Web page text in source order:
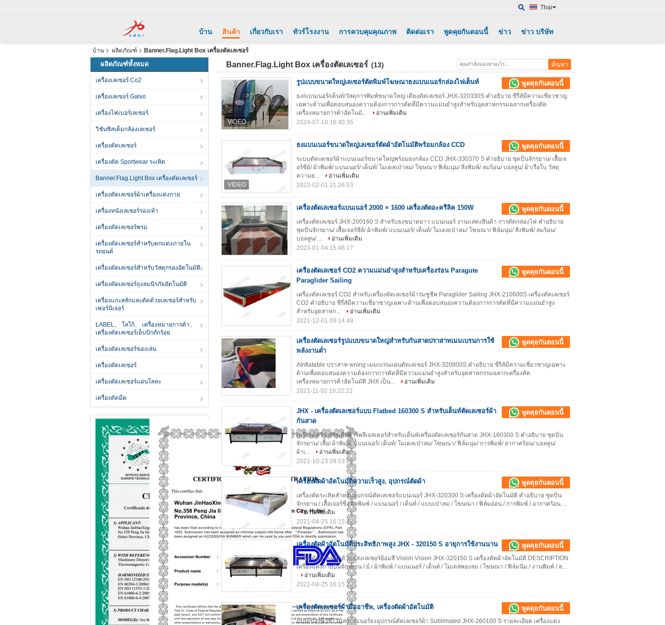
Thai
บ้าน สินค้า เกี่ยวกับเรา ทัวร์โรงงาน การควบคุมคุณภาพ ติดต่อเรา พูดคุยกันตอนนี้ ข่าว ข่าว บริษัท
บ้าน ผลิตภัณฑ์ Banner.Flag.Light Box เครื่องตัดเลเซอร์
ผลิตภัณฑ์ทั้งหมด
เครื่องเลเซอร์ Co2
เครื่องเลเซอร์ Galvo
เครื่องไฟเบอร์เลเซอร์
วิชันซิสเต็มกล้องเลเซอร์
เครื่องตัดเลเซอร์
เครื่องตัด Sportwear ระเหิด
Banner.Flag.Light Box เครื่องตัดเลเซอร์
เครื่องตัดเลเซอร์ผ้าเครื่องแต่งกาย
เครื่องหนังเลเซอร์รองเท้า
เครื่องตัดเลเซอร์พรม
เครื่องตัดเลเซอร์สำหรับตกแต่งภายใน
รถยนต์
เครื่องตัดเลเซอร์สำหรับวัสดุกรองอัตโนมัติ
เครื่องตัดเลเซอร์ถุงลมนิรภัยอัตโนมัติ
เครื่องแกะสลักและตัดด้วยเลเซอร์สำหรับ
เฟอร์นิเจอร์
LABEL、 โลโก้、 เครื่องหมายการค้า、
เครื่องตัดเลเซอร์เย็บปักถักร้อย
เครื่องตัดเลเซอร์ของเล่น
เครื่องตัดเลเซอร์
เครื่องตัดเลเซอร์แผ่นโลหะ
เครื่องตัดมีด
Banner.Flag.Light Box เครื่องตัดเลเซอร์ (13)
รูปแบบขนาดใหญ่เลเซอร์ตัดพิมพ์โฆษณาธงแบนเนอร์กล่องไฟเต็นท์ พูดคุยกันตอนนี้
ธง/แบนเนอร์/เต็นท์/วัสดุการพิมพ์ขนาดใหญ่ เตียงตัดเลเซอร์ JHX-320330S คำอธิบาย ซีรี่ส์มีความเชี่ยวชาญ
เฉพาะด้านเพื่อตอบสนองความต้องการการตัดที่มีความแม่นยำสูงสำหรับอุตสาหกรรมฉลากเครื่องตัด
เครื่องหมายการค้าอัตโนมั...
อ่านเพิ่มเติม
2024-07-18 16:40:35
ธงแบนเนอร์ขนาดใหญ่เลเซอร์ตัดผ้าอัตโนมัติพร้อมกล้อง CCD พูดคุยกันตอนนี้
ระบบตัดเลเซอร์ผ้าแบนเนอร์ขนาดใหญ่พร้อมธงกล้อง CCD JHX-330370 S คำอธิบาย ชุดปั่นจักรยาน/ เสื้อเจ
อร์ซีย์/ ผ้าพิมพ์/ แบนเนอร์/ เต็นท์/ โมเดลเป่าลม/ โฆษณา/ ฟิล์มนุ่ม/ สิ่งพิมพ์/ ลมร้อน/ บอลลูน/ ผ้าเรือใบ วัสดุ
ความย...
อ่านเพิ่มเติม
2023-02-01 21:26:53
เครื่องตัดเลเซอร์แบนเนอร์ 2000 × 1600 เครื่องตัดอะครีลิค 150W พูดคุยกันตอนนี้
เครื่องตัดเลเซอร์ JHX-200160 S สำหรับธงขนาดยาว แบนเนอร์ งานแสดงสินค้า การตัดกล่องไฟ คำอธิบาย
ชุดปั่นจักรยาน/ เสื้อเจอร์ซีย์/ ผ้าพิมพ์/ แบนเนอร์/ เต็นท์/ โมเดลเป่าลม/ โฆษณา/ ฟิล์มนุ่ม/ สิ่งพิมพ์/ ลมร้อน/
บอลลูน/ ...
อ่านเพิ่มเติม
2023-01-04 15:46:17
เครื่องตัดเลเซอร์ CO2 ความแม่นยำสูงสำหรับเครื่องร่อน Paragute
Paraglider Sailing
พูดคุยกันตอนนี้
เครื่องตัดเลเซอร์ CO2 สำหรับเครื่องตัดเลเซอร์ผ้าร่มชูชีพ Paraglider Sailing JHX-210600S เครื่องตัดเลเซอร์
CO2 คำอธิบาย ซีรี่ส์มีความเชี่ยวชาญเฉพาะด้านเพื่อตอบสนองความต้องการการตัดที่มีความแม่นยำสูง
สำหรับอุตสาหก...
อ่านเพิ่มเติม
2021-12-01 09:14:48
เครื่องตัดเลเซอร์รูปแบบขนาดใหญ่สำหรับกันสาดปราสาทเมมเบรนการใช้
พลังงานต่ำ
พูดคุยกันตอนนี้
AInflatable ปราสาท wning เมมเบรนแผ่นตัดเลเซอร์ JHX-320800S คำอธิบาย ซีรีส์มีความเชี่ยวชาญเฉพาะ
ด้านเพื่อตอบสนองความต้องการการตัดที่มีความแม่นยำสูงสำหรับอุตสาหกรรมฉลากเครื่องตัด
เครื่องหมายการค้าอัตโนมัติ JHX เป็น...
อ่านเพิ่มเติม
2021-11-02 18:22:22
JHX - เครื่องตัดเลเซอร์แบบ Flatbed 160300 S สำหรับเต็นท์ตัดเลเซอร์ผ้า
กันสาด
พูดคุยกันตอนนี้
เครื่องตัดวิชันซิสเต็มผ้าโพลีเอสเตอร์สำหรับเต็นท์เครื่องตัดเลเซอร์กันสาด JHX-160300 S คำอธิบาย ชุดปั่น
จักรยาน/ เสื้อ/ ผ้าพิมพ์/ แบนเนอร์/ เต็นท์/ โมเดลเป่าลม/ โฆษณา/ ฟิล์มนุ่ม/ การพิมพ์/ อากาศร้อน/ บอลลูน/
ผ้าเ...
อ่านเพิ่มเติม
2021-10-23 09:03:08
เครื่องตัดผ้าอัตโนมัติความเร็วสูง, อุปกรณ์ตัดผ้า พูดคุยกันตอนนี้
เครื่องตัดระเหิดสำหรับอุปกรณ์ตัดเลเซอร์แบนเนอร์ JHX-320300 S เครื่องตัดผ้าอัตโนมัติ คำอธิบาย ชุดปั่น
จักรยาน / เสื้อเจอร์ซี่ / ผ้าพิมพ์ / แบนเนอร์ / เต็นท์ / แบบเป่าลม / โฆษณา / ฟิล์มอ่อน / การพิมพ์ / อากาศร้อน ...
อ่านเพิ่มเติม
2021-04-25 16:15:22
เครื่องตัดผ้าอัตโนมัติประสิทธิภาพสูง JHX - 320150 S อายุการใช้งานนาน พูดคุยกันตอนนี้
เครื่องตัดป้ายผนึกด้วยแสงเลเซอร์ย้อมสี Vision Vision JHX-320150 S เครื่องตัดผ้าอัตโนมัติ DESCRIPTION
เครื่องแต่งกายปั่นจักรยาน / ย์ / ผ้าพิมพ์ / แบนเนอร์ / เต็นท์ / โมเดลพองลม / โฆษณา / ฟิล์มนิ่ม / งานพิมพ์ / ล...
อ่านเพิ่มเติม
2021-04-25 16:15:22
เครื่องตัดเลเซอร์ผ้ามืออาชีพ, เครื่องตัดผ้าอัตโนมัติ พูดคุยกันตอนนี้
แบนเนอร์พีวีซีไวนิลแบนเนอร์ธงอุปกรณ์ตัดเลเซอร์ผ้า Sublimated JHX-260100 S รายละเอียด เครื่องแต่ง